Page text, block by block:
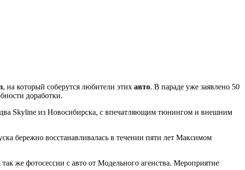
, на который соберутся любители этих авто. В параде уже заявлено 50
доработки.
два Skyline из Новосибирска, с впечатляющим тюнингом и внешним
бережно восстанавливалась в течении пяти лет Максимом
же фотосессии с авто от Модельного агенства. Мероприятие